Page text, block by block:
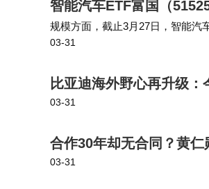
智能汽车ETF富国（
规模方面，截止3月27日，智能汽
能汽车ETF富国（515250）份额
03-31
比亚迪海外野心再升级
03-31
合作30年却无合同？黄
03-31